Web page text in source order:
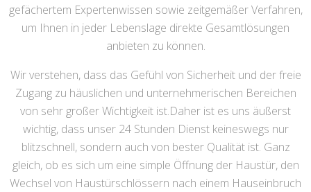
gefächertem Expertenwissen sowie zeitgemäßer Verfahren,
um Ihnen in jeder Lebenslage direkte Gesamtlösungen
anbieten zu können.
Wir verstehen, dass das Gefühl von Sicherheit und der freie
Zugang zu häuslichen und unternehmerischen Bereichen
von sehr großer Wichtigkeit ist.Daher ist es uns äußerst
wichtig, dass unser 24 Stunden Dienst keineswegs nur
blitzschnell, sondern auch von bester Qualität ist. Ganz
gleich, ob es sich um eine simple Öffnung der Haustür, den
Wechsel von Haustürschlössern nach einem Hauseinbruch